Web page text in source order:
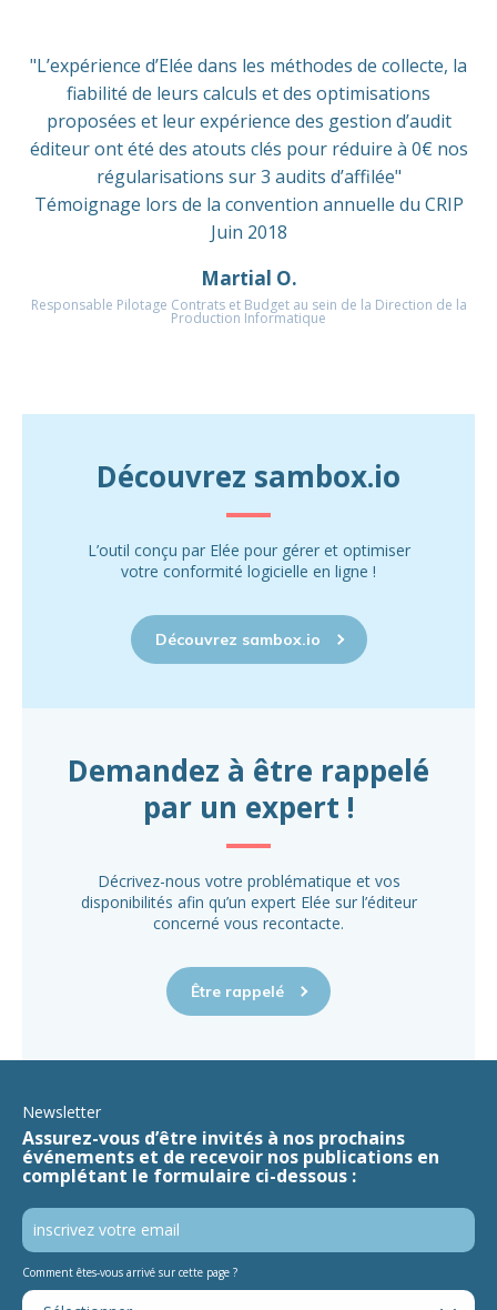
"L’expérience d’Elée dans les méthodes de collecte, la
fiabilité de leurs calculs et des optimisations
proposées et leur expérience des gestion d’audit
éditeur ont été des atouts clés pour réduire à 0€ nos
régularisations sur 3 audits d’affilée"
Témoignage lors de la convention annuelle du CRIP
Juin 2018
Martial O.
Responsable Pilotage Contrats et Budget au sein de la Direction de la
Production Informatique
Découvrez sambox.io
L’outil conçu par Elée pour gérer et optimiser
votre conformité logicielle en ligne !
Découvrez sambox.io
Demandez à être rappelé
par un expert !
Décrivez-nous votre problématique et vos
disponibilités afin qu’un expert Elée sur l’éditeur
concerné vous recontacte.
Être rappelé
Newsletter
Assurez-vous d’être invités à nos prochains
événements et de recevoir nos publications en
complétant le formulaire ci-dessous :
Comment êtes-vous arrivé sur cette page ?